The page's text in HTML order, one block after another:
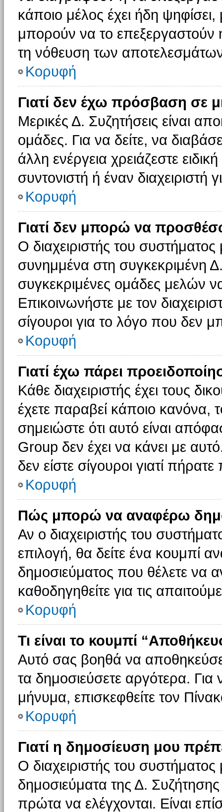
κάποιο μέλος έχει ήδη ψηφίσει,
μπορούν να το επεξεργαστούν
τη νόθευση των
Κορυφή
Γιατί δεν έχω πρόσβαση σε
Μερικές Δ. Συζητήσεις είναι
ομάδες. Για να δείτε, να
άλλη ενέργεια χρειάζεστε
συντονιστή ή έναν διαχειριστή
Κορυφή
Γιατί δεν μπορώ να
Ο διαχειριστής του
συνημμένα στη συγκεκριμένη
συγκεκριμένες ομάδες μελών
Επικοινωνήστε με τον
σίγουροι για το λόγο που δεν
Κορυφή
Γιατί έχω πάρει
Κάθε διαχειριστής έχει τους
έχετε παραβεί κάποιο κανόνα,
σημειώστε ότι αυτό είναι
Group δεν έχει να κάνει με
δεν είστε σίγουροι γιατί
Κορυφή
Πώς μπορώ να αναφέρω
Αν ο διαχειριστής του
επιλογή, θα δείτε ένα κουμπί
δημοσιεύματος που θέλετε να
καθοδηγηθείτε για τις
Κορυφή
Τι είναι το κουμπί
Αυτό σας βοηθά να
τα δημοσιεύσετε αργότερα.
μήνυμα, επισκεφθείτε τον
Κορυφή
Γιατί η δημοσίευση μου
Ο διαχειριστής του συστήματος
δημοσιεύματα της Δ.
πρώτα να ελέγχονται. Είναι